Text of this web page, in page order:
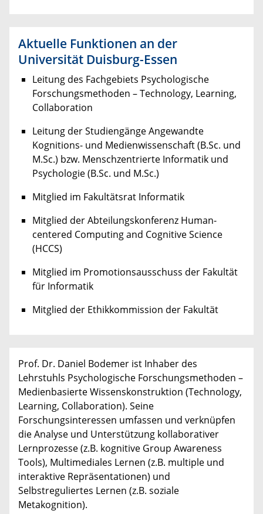
Aktuelle Funktionen an der
Universität Duisburg-Essen
Leitung des Fachgebiets Psychologische
Forschungsmethoden – Technology, Learning,
Collaboration
Leitung der Studiengänge Angewandte
Kognitions- und Medienwissenschaft (B.Sc. und
M.Sc.) bzw. Menschzentrierte Informatik und
Psychologie (B.Sc. und M.Sc.)
Mitglied im Fakultätsrat Informatik
Mitglied der Abteilungskonferenz Human-
centered Computing and Cognitive Science
(HCCS)
Mitglied im Promotionsausschuss der Fakultät
für Informatik
Mitglied der Ethikkommission der Fakultät
Prof. Dr. Daniel Bodemer ist Inhaber des
Lehrstuhls Psychologische Forschungsmethoden –
Medienbasierte Wissenskonstruktion (Technology,
Learning, Collaboration). Seine
Forschungsinteressen umfassen und verknüpfen
die Analyse und Unterstützung kollaborativer
Lernprozesse (z.B. kognitive Group Awareness
Tools), Multimediales Lernen (z.B. multiple und
interaktive Repräsentationen) und
Selbstreguliertes Lernen (z.B. soziale
Metakognition).